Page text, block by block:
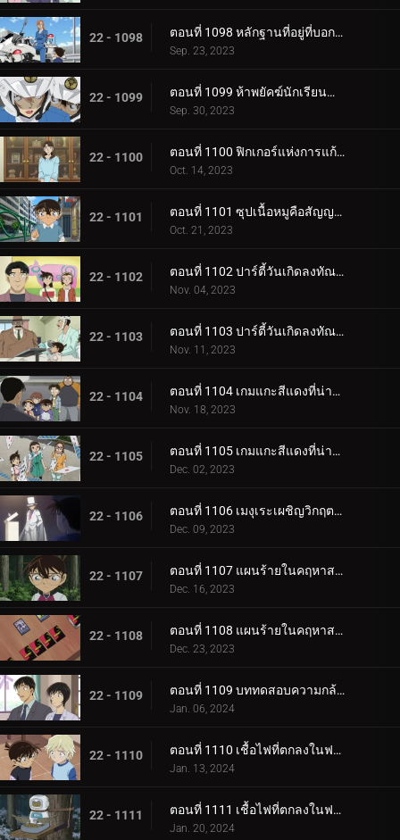
22 - 1098 ตอนที่ 1098 หลักฐานที่อยู่ที่บอกไม่ได้
Sep. 23, 2023
22 - 1099 ตอนที่ 1099 ห้าพยัคฆ์นักเรียนตำรวจ Wild Police Story CASE.ฮางิวาระ เคนจิ
Sep. 30, 2023
22 - 1100 ตอนที่ 1100 ฟิกเกอร์แห่งการแก้แค้น
Oct. 14, 2023
22 - 1101 ตอนที่ 1101 ซุปเนื้อหมูคือสัญญาณเดิมพันชีวิต
Oct. 21, 2023
22 - 1102 ตอนที่ 1102 ปาร์ตี้วันเกิดลงทัณฑ์ (ภาคแรก)
Nov. 04, 2023
22 - 1103 ตอนที่ 1103 ปาร์ตี้วันเกิดลงทัณฑ์ (ภาคจบ)
Nov. 11, 2023
22 - 1104 ตอนที่ 1104 เกมแกะสีแดงที่น่าสะพรึงกลัว (ภาคแรก)
Nov. 18, 2023
22 - 1105 ตอนที่ 1105 เกมแกะสีแดงที่น่าสะพรึงกลัว (ภาคจบ)
Dec. 02, 2023
22 - 1106 ตอนที่ 1106 เมงุเระเผชิญวิกฤตชีวิตตำรวจ
Dec. 09, 2023
22 - 1107 ตอนที่ 1107 แผนร้ายในคฤหาสน์โมริคาวะ (ภาคแรก)
Dec. 16, 2023
22 - 1108 ตอนที่ 1108 แผนร้ายในคฤหาสน์โมริคาวะ (ภาคจบ)
Dec. 23, 2023
22 - 1109 ตอนที่ 1109 บททดสอบความกล้าของขบวนการนักสืบเยาวชน
Jan. 06, 2024
22 - 1110 ตอนที่ 1110 เชื้อไฟที่ตกลงในฟาร์ม (ภาคแรก)
Jan. 13, 2024
22 - 1111 ตอนที่ 1111 เชื้อไฟที่ตกลงในฟาร์ม (ภาคจบ)
Jan. 20, 2024